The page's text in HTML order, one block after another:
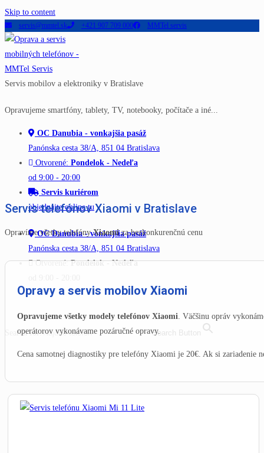
Skip to content
servis@mmtel.sk +421 907 709 000 MMTel servis
Servis mobilov a elektroniky v Bratislave
Opravujeme smartfóny, tablety, TV, notebooky, počítače a iné...
OC Danubia - vonkajšia pasáž
Panónska cesta 38/A, 851 04 Bratislava
Otvorené: Pondelok - Nedeľa
od 9:00 - 20:00
Servis kuriérom
objednajte online tu
OC Danubia - vonkajšia pasáž
Panónska cesta 38/A, 851 04 Bratislava
Otvorené:Pondelok - Nedeľa
Search for: Search Button
Servis telefónov Xiaomi v Bratislave
Opravíme všetky telefónyXiaomiza bezkonkurenčnú cenu
Opravy a servis mobilov Xiaomi
Opravujeme všetky modely telefónov Xiaomi . Väčšinu opráv
operátorov vykonávame pozáručné opravy.
Cena samotnej diagnostiky pre telefóny Xiaomi je 20€. Ak si zariadenie